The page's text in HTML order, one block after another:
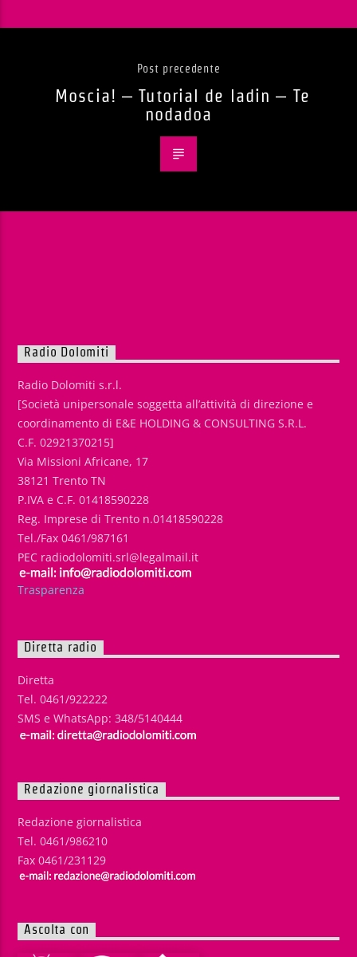
Post precedente
Moscia! – Tutorial de ladin – Te
nodadoa
Radio Dolomiti
Radio Dolomiti s.r.l.
[Società unipersonale soggetta all’attività di direzione e
coordinamento di E&E HOLDING & CONSULTING S.R.L.
C.F. 02921370215]
Via Missioni Africane, 17
38121 Trento TN
P.IVA e C.F. 01418590228
Reg. Imprese di Trento n.01418590228
Tel./Fax 0461/987161
PEC radiodolomiti.srl@legalmail.it
Trasparenza
Diretta radio
Diretta
Tel. 0461/922222
SMS e WhatsApp: 348/5140444
Redazione giornalistica
Redazione giornalistica
Tel. 0461/986210
Fax 0461/231129
Ascolta con